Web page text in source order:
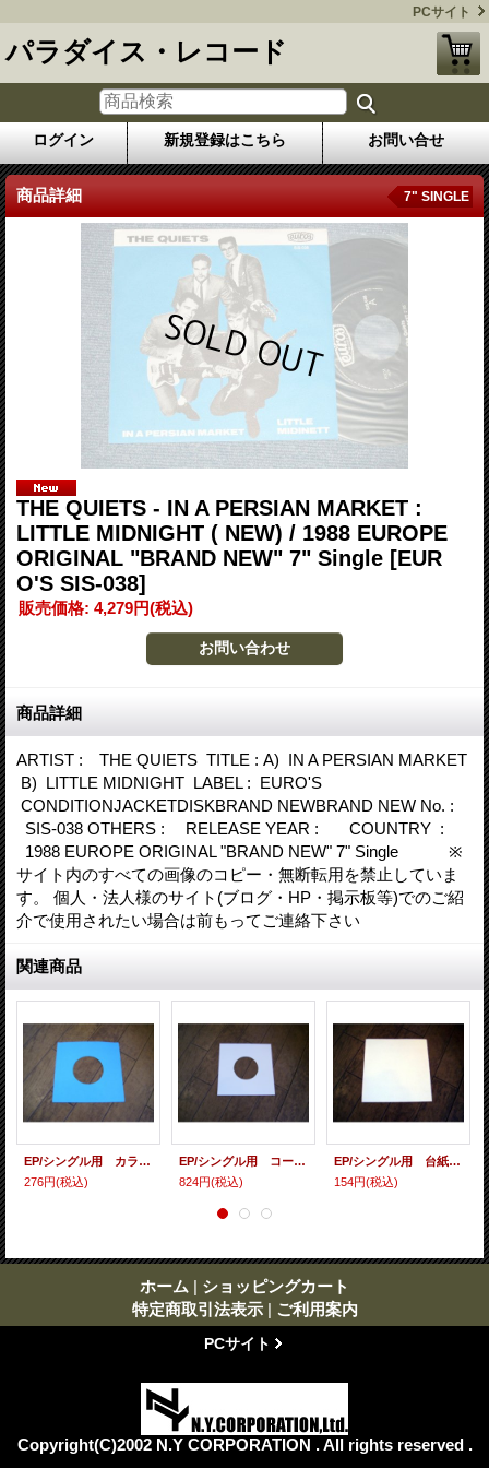
PCサイト
パラダイス・レコード
ログイン 新規登録はこちら お問い合せ
商品詳細 7" SINGLE
THE QUIETS - IN A PERSIAN MARKET :
LITTLE MIDNIGHT ( NEW) / 1988 EUROPE
ORIGINAL "BRAND NEW" 7" Single [EUR
O'S SIS-038]
販売価格: 4,279円(税込)
商品詳細
ARTIST : THE QUIETS TITLE : A) IN A PERSIAN MARKET
B) LITTLE MIDNIGHT LABEL : EURO'S
CONDITIONJACKETDISKBRAND NEWBRAND NEW No. :
SIS-038 OTHERS : RELEASE YEAR : COUNTRY :
1988 EUROPE ORIGINAL "BRAND NEW" 7" Single ※
サイト内のすべての画像のコピー・無断転用を禁止していま
す。 個人・法人様のサイト(ブログ・HP・掲示板等)でのご紹
介で使用されたい場合は前もってご連絡下さい
関連商品
EP/シングル用 カラースリーヴ（全4色） 5枚セット (カラー指定してください）
276円(税込)
EP/シングル用 コート紙丸穴ジャケ （10枚セット）
824円(税込)
EP/シングル用 台紙 10枚セット
154円(税込)
ホーム | ショッピングカート
特定商取引法表示 | ご利用案内
PCサイト
Copyright(C)2002 N.Y CORPORATION . All rights reserved .